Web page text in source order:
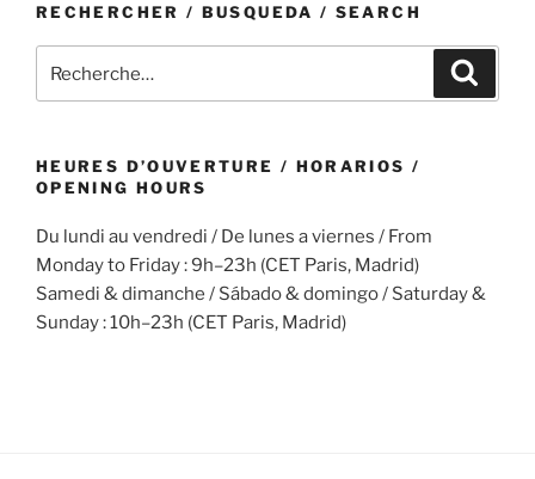
RECHERCHER / BUSQUEDA / SEARCH
pour
HEURES D’OUVERTURE / HORARIOS /
OPENING HOURS
Du lundi au vendredi / De lunes a viernes / From
Monday to Friday : 9h–23h (CET Paris, Madrid)
Samedi & dimanche / Sábado & domingo / Saturday &
Sunday : 10h–23h (CET Paris, Madrid)